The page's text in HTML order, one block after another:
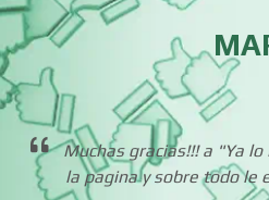
Cafeterías
Camiones para Fletes
Carnicerías
Muchas gracias!!! a "Ya
la pagina y sobre todo le